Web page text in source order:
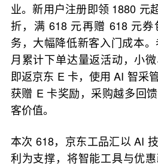
业。新用户注册即领 1880 元
折，满 618 元再赠 618 元
务，大幅降低新客入门成本
月累计下单达量返活动，小
即返京东 E 卡，使用 AI 智采
获赠 E 卡奖励，采购越多回
客价值。
本次 618，京东工品汇以 AI
利为支撑，将智能工具与优